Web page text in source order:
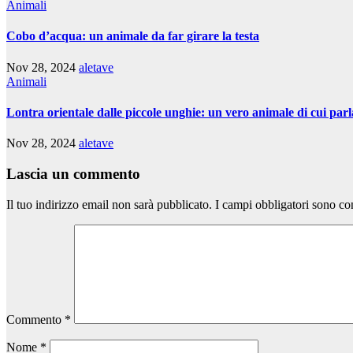
Animali
Cobo d’acqua: un animale da far girare la testa
Nov 28, 2024 aletave
Animali
Lontra orientale dalle piccole unghie: un vero animale di cui
Nov 28, 2024 aletave
Lascia un commento
Il tuo indirizzo email non sarà pubblicato. I campi obbligatori sono
Commento *
Nome *